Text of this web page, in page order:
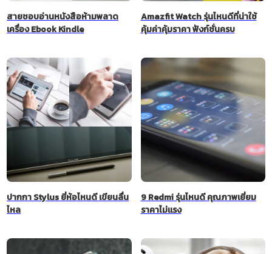
สายชอบอ่านหนังสือห้ามพลาด
เครื่อง Ebook Kindle
Amazfit Watch รุ่นไหนดีที่น่าใช้
คุ้มค่าคุ้มราคา ฟังก์ชั่นครบ
ปากกา Stylus ยี่ห้อไหนดี เขียนลื่น
ไหล
9 Redmi รุ่นไหนดี คุณภาพเยี่ยม
ราคาไม่แรง